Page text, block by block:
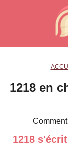
1218 en
1218